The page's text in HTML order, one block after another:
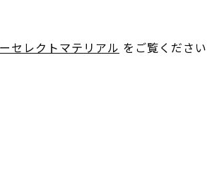
セレクトマテリアル をご覧くださ